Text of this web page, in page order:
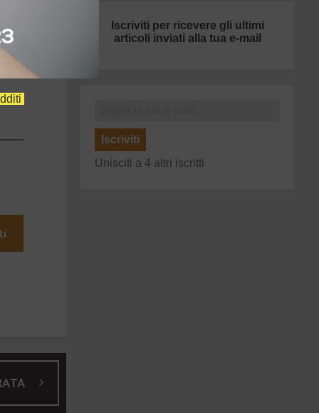
Iscriviti per ricevere gli ultimi
articoli inviati alla tua e-mail
Iscriviti
Unisciti a 4 altri iscritti